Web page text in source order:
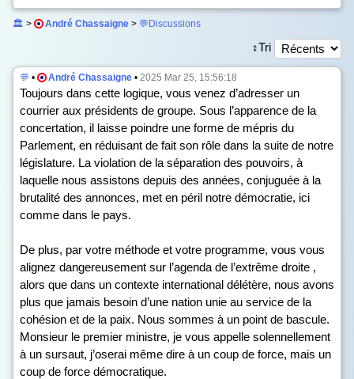
🏛️ > André Chassaigne > 💬Discussions
↕️Tri
💬 • André Chassaigne • 2025 Mar 25, 15:56:18
Toujours dans cette logique, vous venez d’adresser un
courrier aux présidents de groupe. Sous l’apparence de la
concertation, il laisse poindre une forme de mépris du
Parlement, en réduisant de fait son rôle dans la suite de notre
législature. La violation de la séparation des pouvoirs, à
laquelle nous assistons depuis des années, conjuguée à la
brutalité des annonces, met en péril notre démocratie, ici
comme dans le pays.
De plus, par votre méthode et votre programme, vous vous
alignez dangereusement sur l’agenda de l’extrême droite ,
alors que dans un contexte international délétère, nous avons
plus que jamais besoin d’une nation unie au service de la
cohésion et de la paix. Nous sommes à un point de bascule.
Monsieur le premier ministre, je vous appelle solennellement
à un sursaut, j’oserai même dire à un coup de force, mais un
coup de force démocratique.